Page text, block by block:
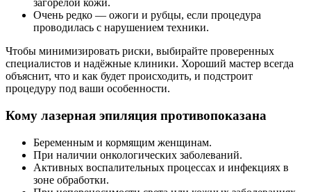
загорелой кожи.
Очень редко — ожоги и рубцы, если процедура
проводилась с нарушением техники.
Чтобы минимизировать риски, выбирайте проверенных
специалистов и надёжные клиники. Хороший мастер всегда
объяснит, что и как будет происходить, и подстроит
процедуру под ваши особенности.
Кому лазерная эпиляция противопоказана
Беременным и кормящим женщинам.
При наличии онкологических заболеваний.
Активных воспалительных процессах и инфекциях в
зоне обработки.